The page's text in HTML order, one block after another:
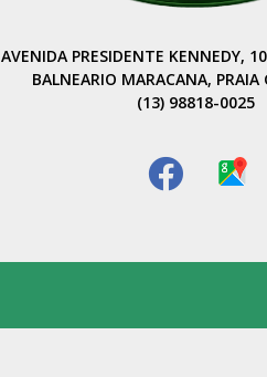
AVENIDA PRESIDENTE KENNEDY,
BALNEARIO MARACANA, PRAIA
(13) 98818-0025